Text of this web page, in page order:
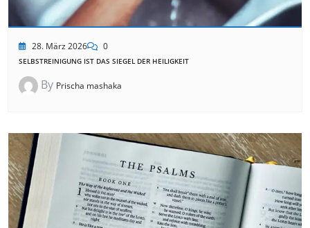
28. März 2026 0
SELBSTREINIGUNG IST DAS SIEGEL DER HEILIGKEIT
By Prischa mashaka